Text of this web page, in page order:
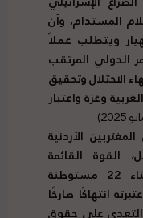
المستدام، وأن
ويتطلب عملاً
الدولي المرتقب
الاحتلال وتحقيق
وغزة واعتبار
الأردنية
القوة القائمة
22 مستوطنة
انتهاكًا صارخًا
التعدي على حقوق